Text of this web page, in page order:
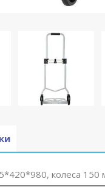
колеса